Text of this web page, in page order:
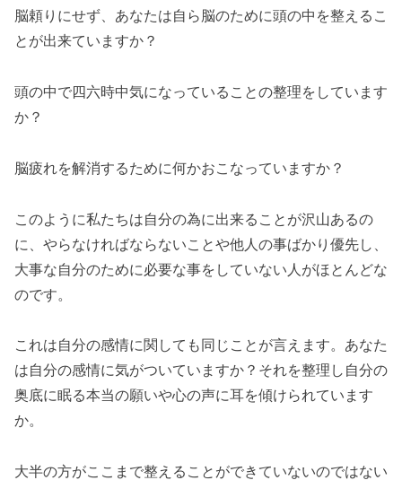
脳頼りにせず、あなたは自ら脳のために頭の中を整えるこ
とが出来ていますか？
頭の中で四六時中気になっていることの整理をしています
か？
脳疲れを解消するために何かおこなっていますか？
このように私たちは自分の為に出来ることが沢山あるの
に、やらなければならないことや他人の事ばかり優先し、
大事な自分のために必要な事をしていない人がほとんどな
のです。
これは自分の感情に関しても同じことが言えます。あなた
は自分の感情に気がついていますか？それを整理し自分の
奥底に眠る本当の願いや心の声に耳を傾けられています
か。
大半の方がここまで整えることができていないのではない